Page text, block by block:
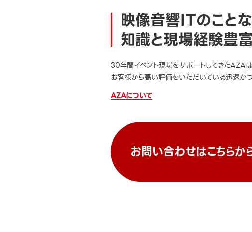
映像音響ITのことな
知識と現場経験豊
30年間イベント現場をサポートしてきたAZA
お客様から高い評価をいただいている迅速か
AZAについて
お問い合わせはこちらか